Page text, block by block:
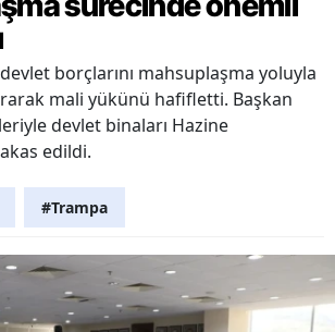
borçlarını mahsuplaşma yoluyla
mali yükünü hafifletti. Başkan
devlet binaları Hazine
edildi.
#Trampa